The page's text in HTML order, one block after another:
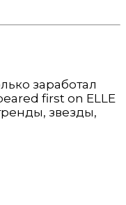
заработал
first on ELLE
звезды,